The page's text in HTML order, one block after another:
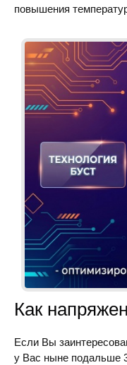
повышения
Как
Если Вы
у Вас ныне подальше